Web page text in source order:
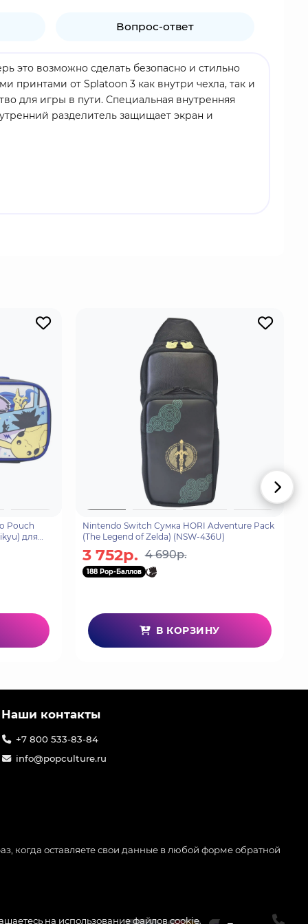
Вопрос-ответ
это возможно сделать безопасно и стильно
принтами от Splatoon 3 как внутри чехла, так и
для игры в пути. Специальная внутренняя
разделитель защищает экран и
Pouch
для
Nintendo Switch Сумка HORI Adventure Pack
(The Legend of Zelda) (NSW-436U)
3 752р. 4 690р.
188 Pop-Баллов
В КОРЗИНУ
на использование файлов cookie.
Наши контакты
+7 800 533-83-84
info@popculture.ru
когда оставляете свои данные в любой форме обратной